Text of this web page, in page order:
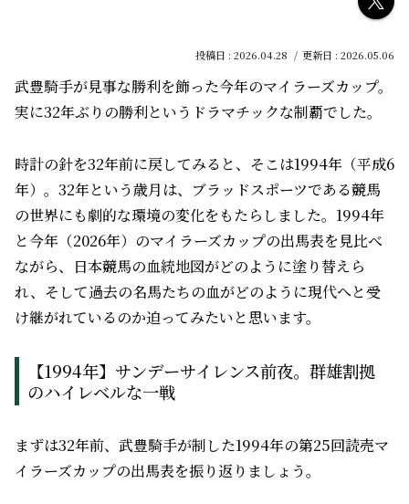
2026.04.28 2026.05.06
武豊騎手が見事な勝利を飾った今年のマイラーズカップ。
実に32年ぶりの勝利というドラマチックな制覇でした。
時計の針を32年前に戻してみると、そこは1994年（平成6
年）。32年という歳月は、ブラッドスポーツである競馬
の世界にも劇的な環境の変化をもたらしました。1994年
と今年（2026年）のマイラーズカップの出馬表を見比べ
ながら、日本競馬の血統地図がどのように塗り替えら
れ、そして過去の名馬たちの血がどのように現代へと受
け継がれているのか迫ってみたいと思います。
【1994年】サンデーサイレンス前夜。群雄割拠
のハイレベルな一戦
まずは32年前、武豊騎手が制した1994年の第25回読売マ
イラーズカップの出馬表を振り返りましょう。